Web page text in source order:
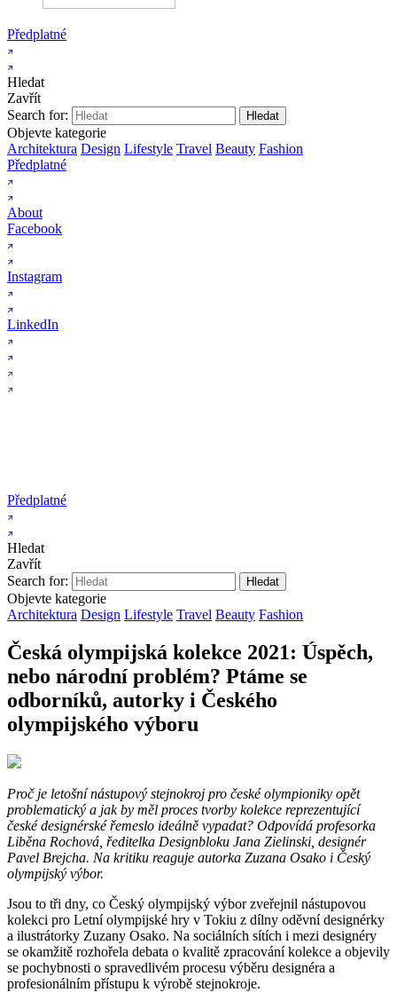
Předplatné
Hledat
Zavřít
Search for:
Objevte kategorie
Architektura Design Lifestyle Travel Beauty Fashion
Předplatné
About
Facebook
Instagram
LinkedIn
Předplatné
Hledat
Zavřít
Search for:
Objevte kategorie
Architektura Design Lifestyle Travel Beauty Fashion
Česká olympijská kolekce 2021: Úspěch,
nebo národní problém? Ptáme se
odborníků, autorky i Českého
olympijského výboru
Proč je letošní nástupový stejnokroj pro české olympioniky opět
problematický a jak by měl proces tvorby kolekce reprezentující
české designérské řemeslo ideálně vypadat? Odpovídá profesorka
Liběna Rochová, ředitelka Designbloku Jana Zielinski, designér
Pavel Brejcha. Na kritiku reaguje autorka Zuzana Osako i Český
olympijský výbor.
Jsou to tři dny, co Český olympijský výbor zveřejnil nástupovou
kolekci pro Letní olympijské hry v Tokiu z dílny oděvní designérky
a ilustrátorky Zuzany Osako. Na sociálních sítích i mezi designéry
se okamžitě rozhořela debata o kvalitě zpracování kolekce a objevily
se pochybnosti o spravedlivém procesu výběru designéra a
profesionálním přístupu k výrobě stejnokroje.